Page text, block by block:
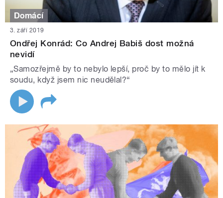
Domácí
3. září 2019
Ondřej Konrád: Co Andrej Babiš dost možná
nevidí
„Samozřejmě by to nebylo lepší, proč by to mělo jít k
soudu, když jsem nic neudělal?“